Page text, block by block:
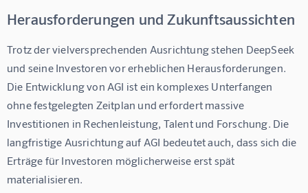
Herausforderungen und Zukunftsaussichten
Trotz der vielversprechenden Ausrichtung stehen DeepSeek
und seine Investoren vor erheblichen Herausforderungen.
Die Entwicklung von AGI ist ein komplexes Unterfangen
ohne festgelegten Zeitplan und erfordert massive
Investitionen in Rechenleistung, Talent und Forschung. Die
langfristige Ausrichtung auf AGI bedeutet auch, dass sich die
Erträge für Investoren möglicherweise erst spät
materialisieren.